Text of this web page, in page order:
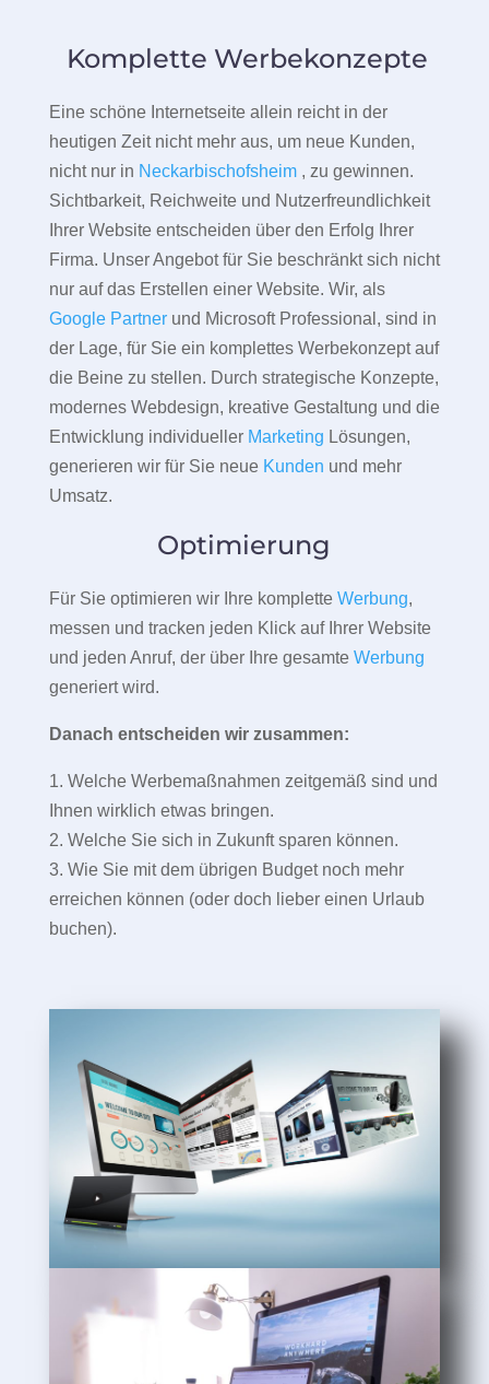
Komplette Werbekonzepte
Eine schöne Internetseite allein reicht in der
heutigen Zeit nicht mehr aus, um neue Kunden,
nicht nur in Neckarbischofsheim, zu gewinnen.
Sichtbarkeit, Reichweite und Nutzerfreundlichkeit
Ihrer Website entscheiden über den Erfolg Ihrer
Firma. Unser Angebot für Sie beschränkt sich nicht
nur auf das Erstellen einer Website. Wir, als
Google Partnerund Microsoft Professional, sind in
der Lage, für Sie ein komplettes Werbekonzept auf
die Beine zu stellen. Durch strategische Konzepte,
modernes Webdesign, kreative Gestaltung und die
Entwicklung individueller Marketing Lösungen,
generieren wir für Sie neue Kunden und mehr
Umsatz.
Optimierung
Für Sie optimieren wir Ihre komplette Werbung,
messen und tracken jeden Klick auf Ihrer Website
und jeden Anruf, der über Ihre gesamte Werbung
generiert wird.
Danach entscheiden wir zusammen:
1. Welche Werbemaßnahmen zeitgemäß sind und
Ihnen wirklich etwas bringen.
2. Welche Sie sich in Zukunft sparen können.
3. Wie Sie mit dem übrigen Budget noch mehr
erreichen können (oder doch lieber einen Urlaub
buchen).